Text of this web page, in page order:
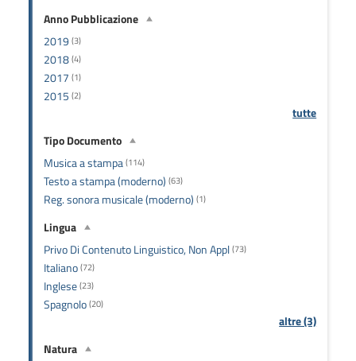
Anno Pubblicazione
2019(3)
2018(4)
2017 (1)
2015 (2)
tutte
Tipo Documento
Musica a stampa(114)
Testo a stampa (moderno) (63)
Reg. sonora musicale (moderno) (1)
Lingua
Privo Di Contenuto Linguistico, Non Appl(73)
Italiano(72)
Inglese(23)
Spagnolo(20)
altre (3)
Natura